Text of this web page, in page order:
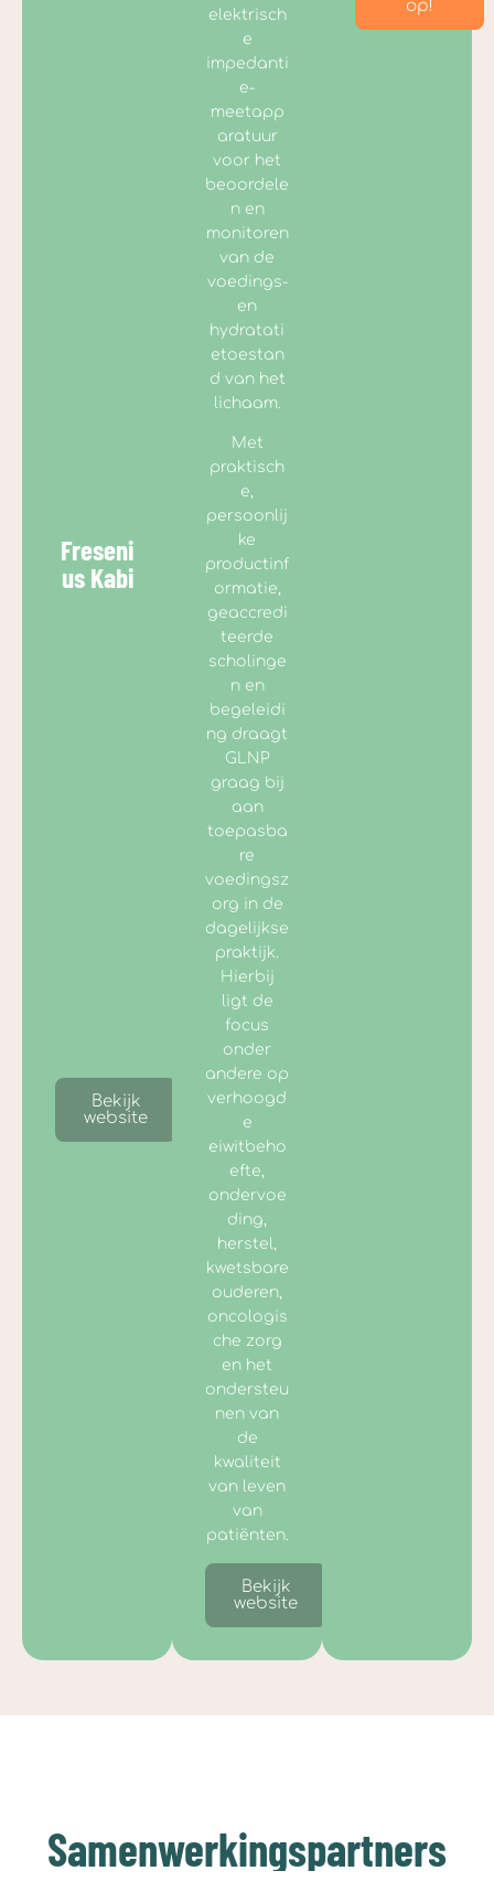
Freseni
us Kabi
Bekijk
website
elektrisch
e
impedanti
e-
meetapp
aratuur
voor het
beoordele
n en
monitoren
van de
voedings-
en
hydratati
etoestan
d van het
lichaam.
Met
praktisch
e,
persoonlij
ke
productinf
ormatie,
geaccredi
teerde
scholinge
n en
begeleidi
ng draagt
GLNP
graag bij
aan
toepasba
re
voedingsz
org in de
dagelijkse
praktijk.
Hierbij
ligt de
focus
onder
andere op
verhoogd
e
eiwitbeho
efte,
ondervoe
ding,
herstel,
kwetsbare
ouderen,
oncologis
che zorg
en het
ondersteu
nen van
de
kwaliteit
van leven
van
patiënten.
Bekijk
website
op!
Samenwerkingspartners